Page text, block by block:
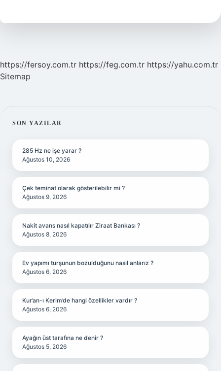
5
https://fersoy.com.tr https://feg.com.tr https://yahu.com.tr
Sitemap
SIDEBAR
SON YAZILAR
285 Hz ne işe yarar ?
Ağustos 10, 2026
Çek teminat olarak gösterilebilir mi ?
Ağustos 9, 2026
Nakit avans nasıl kapatılır Ziraat Bankası ?
Ağustos 8, 2026
Ev yapımı turşunun bozulduğunu nasıl anlarız ?
Ağustos 6, 2026
Kur’an-ı Kerim’de hangi özellikler vardır ?
Ağustos 6, 2026
Ayağın üst tarafına ne denir ?
Ağustos 5, 2026